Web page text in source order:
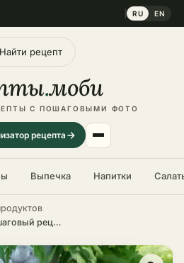
RU EN
Найти рецепт
.моби
С ПОШАГОВЫМИ ФОТО
рецепта
Выпечка Напитки
Печень по-строгановски – пошаговый рецепт